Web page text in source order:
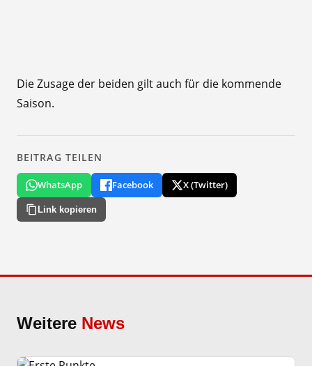
Die Zusage der beiden gilt auch für die kommende
Saison.
BEITRAG TEILEN
WhatsApp Facebook X (Twitter)
Link kopieren
Weitere News